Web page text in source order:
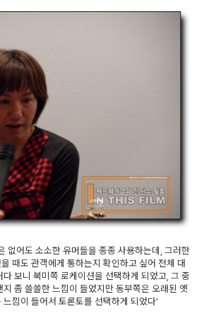
없어도 소소한 유머들을 종종 사용하는데, 그러한
때도 관객에게 통하는지 확인하고 싶어 전체 대
보니 북미쪽 로케이션을 선택하게 되었고, 그 중
좀 쓸쓸한 느낌이 들었지만 동부쪽은 오래된 옛
낌이 들어서 토론토를 선택하게 되었다'